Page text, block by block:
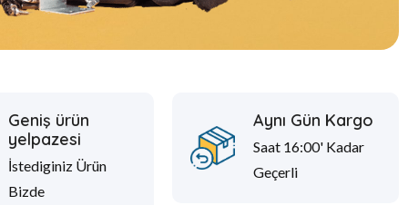
Geniş ürün
yelpazesi
İstediginiz Ürün
Bizde
Aynı Gün Kargo
Saat 16:00' Kadar
Geçerli